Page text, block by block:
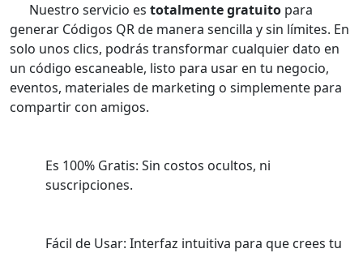
Nuestro servicio es totalmente gratuito para
generar Códigos QR de manera sencilla y sin límites. En
solo unos clics, podrás transformar cualquier dato en
un código escaneable, listo para usar en tu negocio,
eventos, materiales de marketing o simplemente para
compartir con amigos.
Es 100% Gratis: Sin costos ocultos, ni
suscripciones.
Fácil de Usar: Interfaz intuitiva para que crees tu